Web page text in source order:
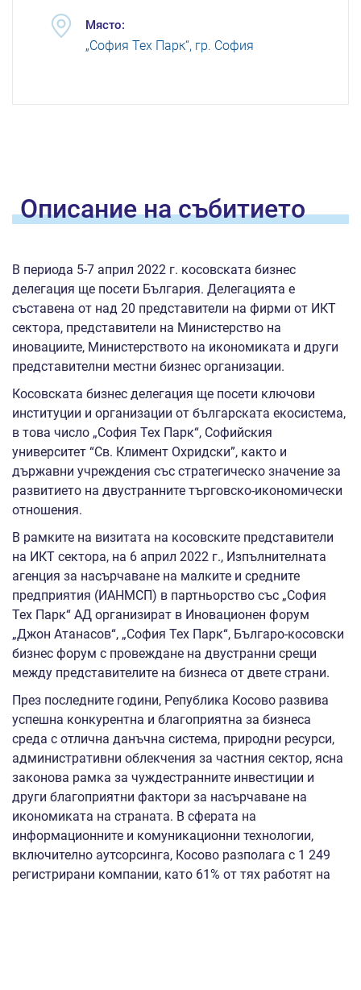
Място:
„София Тех Парк“, гр. София
Oписание насъбитието
В периода 5-7 април 2022 г. косовската бизнес
делегация ще посети България. Делегацията е
съставена от над 20 представители на фирми от ИКТ
сектора, представители на Министерство на
иновациите, Министерството на икономиката и други
представителни местни бизнес организации.
Косовската бизнес делегация ще посети ключови
институции и организации от българската екосистема,
в това число „София Тех Парк“, Софийския
университет “Св. Климент Охридски”, както и
държавни учреждения със стратегическо значение за
развитието на двустранните търговско-икономически
отношения.
В рамките на визитата на косовските представители
на ИКТ сектора, на 6 април 2022 г., Изпълнителната
агенция за насърчаване на малките и средните
предприятия (ИАНМСП) в партньорство със „София
Тех Парк“ АД организират в Иновационен форум
„Джон Атанасов“, „София Тех Парк“, Българо-косовски
бизнес форум с провеждане на двустранни срещи
между представителите на бизнеса от двете страни.
През последните години, Република Косово развива
успешна конкурентна и благоприятна за бизнеса
среда с отлична данъчна система, природни ресурси,
административни облекчения за частния сектор, ясна
законова рамка за чуждестранните инвестиции и
други благоприятни фактори за насърчаване на
икономиката на страната. В сферата на
информационните и комуникационни технологии,
включително аутсорсинга, Косово разполага с 1 249
регистрирани компании, като 61% от тях работят на